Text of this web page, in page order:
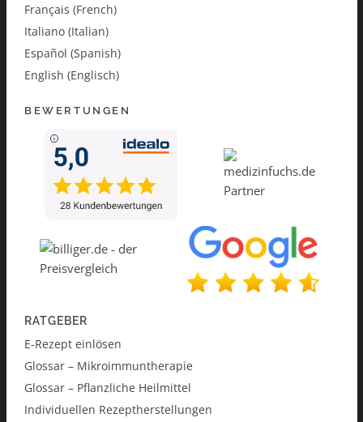
Français (French)
Italiano (Italian)
Español (Spanish)
English (Englisch)
BEWERTUNGEN
RATGEBER
E-Rezept einlösen
Glossar – Mikroimmuntherapie
Glossar – Pflanzliche Heilmittel
Individuellen Rezeptherstellungen